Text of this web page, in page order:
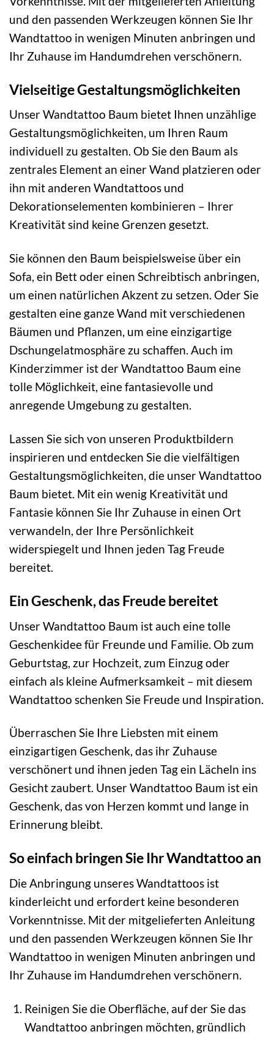
und den passenden Werkzeugen können Sie Ihr
Wandtattoo in wenigen Minuten anbringen und
Ihr Zuhause im Handumdrehen verschönern.
Vielseitige Gestaltungsmöglichkeiten
Unser Wandtattoo Baum bietet Ihnen unzählige
Gestaltungsmöglichkeiten, um Ihren Raum
individuell zu gestalten. Ob Sie den Baum als
zentrales Element an einer Wand platzieren oder
ihn mit anderen Wandtattoos und
Dekorationselementen kombinieren – Ihrer
Kreativität sind keine Grenzen gesetzt.
Sie können den Baum beispielsweise über ein
Sofa, ein Bett oder einen Schreibtisch anbringen,
um einen natürlichen Akzent zu setzen. Oder Sie
gestalten eine ganze Wand mit verschiedenen
Bäumen und Pflanzen, um eine einzigartige
Dschungelatmosphäre zu schaffen. Auch im
Kinderzimmer ist der Wandtattoo Baum eine
tolle Möglichkeit, eine fantasievolle und
anregende Umgebung zu gestalten.
Lassen Sie sich von unseren Produktbildern
inspirieren und entdecken Sie die vielfältigen
Gestaltungsmöglichkeiten, die unser Wandtattoo
Baum bietet. Mit ein wenig Kreativität und
Fantasie können Sie Ihr Zuhause in einen Ort
verwandeln, der Ihre Persönlichkeit
widerspiegelt und Ihnen jeden Tag Freude
bereitet.
Ein Geschenk, das Freude bereitet
Unser Wandtattoo Baum ist auch eine tolle
Geschenkidee für Freunde und Familie. Ob zum
Geburtstag, zur Hochzeit, zum Einzug oder
einfach als kleine Aufmerksamkeit – mit diesem
Wandtattoo schenken Sie Freude und Inspiration.
Überraschen Sie Ihre Liebsten mit einem
einzigartigen Geschenk, das ihr Zuhause
verschönert und ihnen jeden Tag ein Lächeln ins
Gesicht zaubert. Unser Wandtattoo Baum ist ein
Geschenk, das von Herzen kommt und lange in
Erinnerung bleibt.
So einfach bringen Sie Ihr Wandtattoo an
Die Anbringung unseres Wandtattoos ist
kinderleicht und erfordert keine besonderen
Vorkenntnisse. Mit der mitgelieferten Anleitung
und den passenden Werkzeugen können Sie Ihr
Wandtattoo in wenigen Minuten anbringen und
Ihr Zuhause im Handumdrehen verschönern.
Reinigen Sie die Oberfläche, auf der Sie das
Wandtattoo anbringen möchten, gründlich